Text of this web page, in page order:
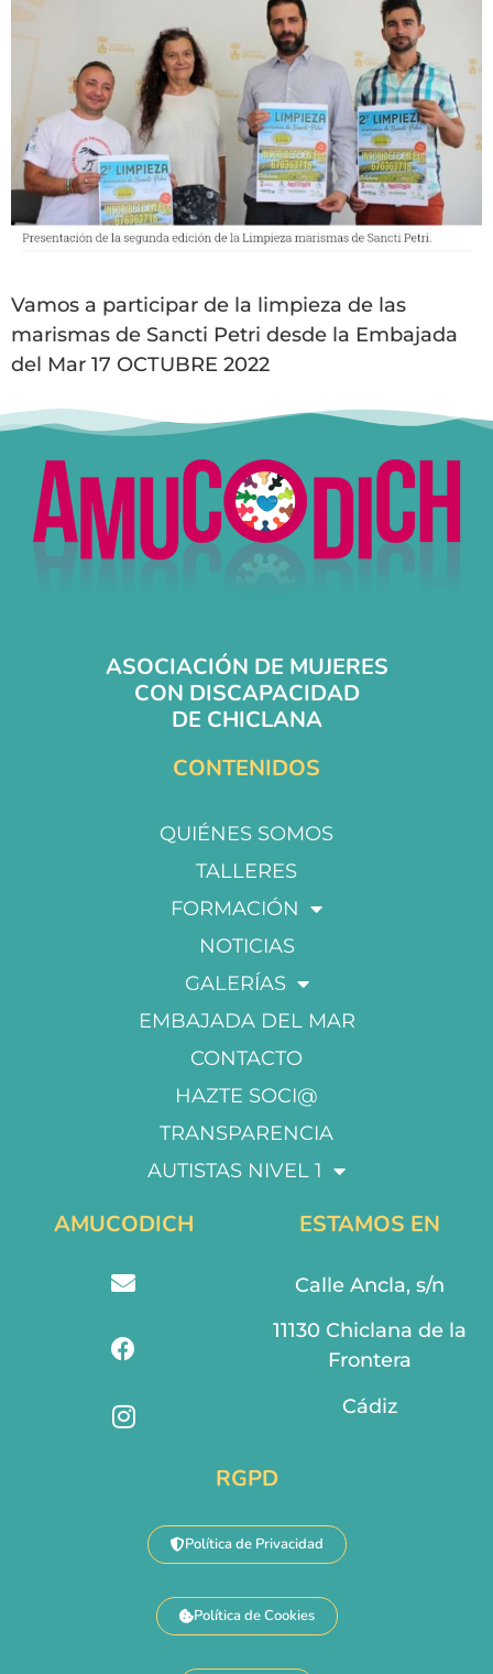
Vamos a participar de la limpieza de las
marismas de Sancti Petri desde la Embajada
del Mar 17 OCTUBRE 2022
ASOCIACIÓN DE MUJERES
CON DISCAPACIDAD
DE CHICLANA
CONTENIDOS
QUIÉNES SOMOS
TALLERES
FORMACIÓN
NOTICIAS
GALERÍAS
EMBAJADA DEL MAR
CONTACTO
HAZTE SOCI@
TRANSPARENCIA
AUTISTAS NIVEL 1
AMUCODICH ESTAMOS EN
Calle Ancla, s/n
11130 Chiclana de la
Frontera
Cádiz
RGPD
Política de Privacidad
Política de Cookies